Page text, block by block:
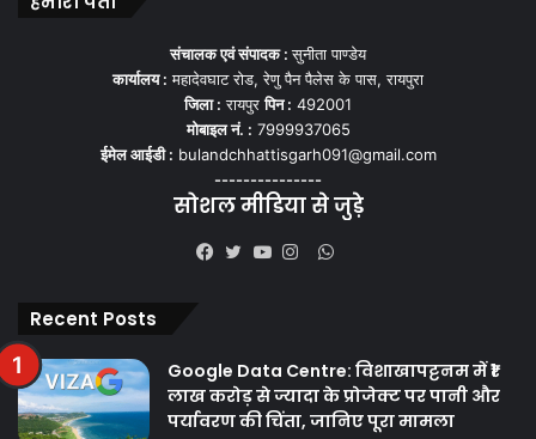
संचालक एवं संपादक :सुनीता पाण्डेय
कार्यालय : महादेवघाट रोड, रेणु पैन पैलेस के पास, रायपुरा
जिला : रायपुरपिन : 492001
मोबाइल नं. : 7999937065
ईमेल आईडी : bulandchhattisgarh091@gmail.com
---------------
सोशल मीडिया से जुड़े
WhatsApp
Recent Posts
Google Data Centre: विशाखापट्टनम में ₹1
लाख करोड़ से ज्यादा के प्रोजेक्ट पर पानी और
पर्यावरण की चिंता, जानिए पूरा मामला